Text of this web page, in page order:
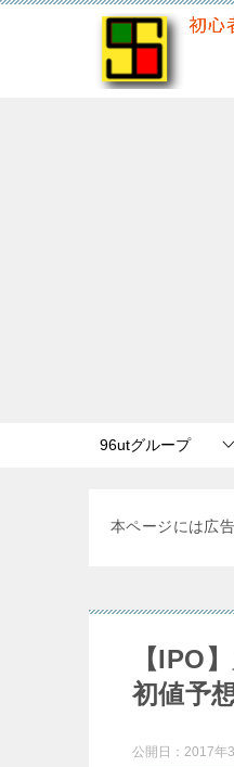
96utグループ
本ページには広
【IPO
初値予
公開日： 2017年